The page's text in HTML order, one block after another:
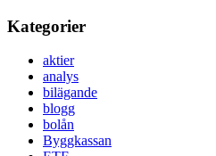
Kategorier
aktier
analys
bilägande
blogg
bolån
Byggkassan